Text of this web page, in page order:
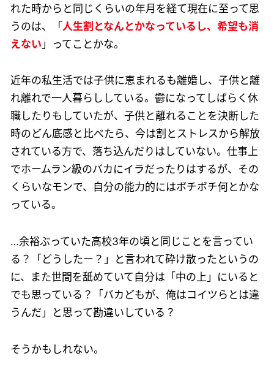
れた時からと同じくらいの年月を経て現在に至って思
うのは、「人生割となんとかなっているし、希望も消
えない 」ってことかな。
近年の私生活では子供に恵まれるも離婚し、子供と離
れ離れで一人暮らししている。鬱になってしばらく休
職したりもしていたが、子供と離れることを決断した
時のどん底感と比べたら、今は割とストレスから解放
されている方で、落ち込んだりはしていない。仕事上
でホームラン級のバカにイラだったりはするが、その
くらいなモンで、自分の能力的にはボチボチ何とかな
っている。
…余裕ぶっていた高校3年の頃と同じことを言ってい
る？「どうしたー？」と言われて砕け散ったというの
に、また世間を舐めていて自分は「中の上」にいると
でも思っている？「バカどもが、俺はコイツらとは違
うんだ」と思って勘違いしている？
そうかもしれない。